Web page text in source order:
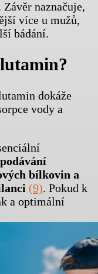
naznačuje,
více u mužů,
bádání.
dokáže
vody a
bílkovin a
(9). Pokud k
a optimální